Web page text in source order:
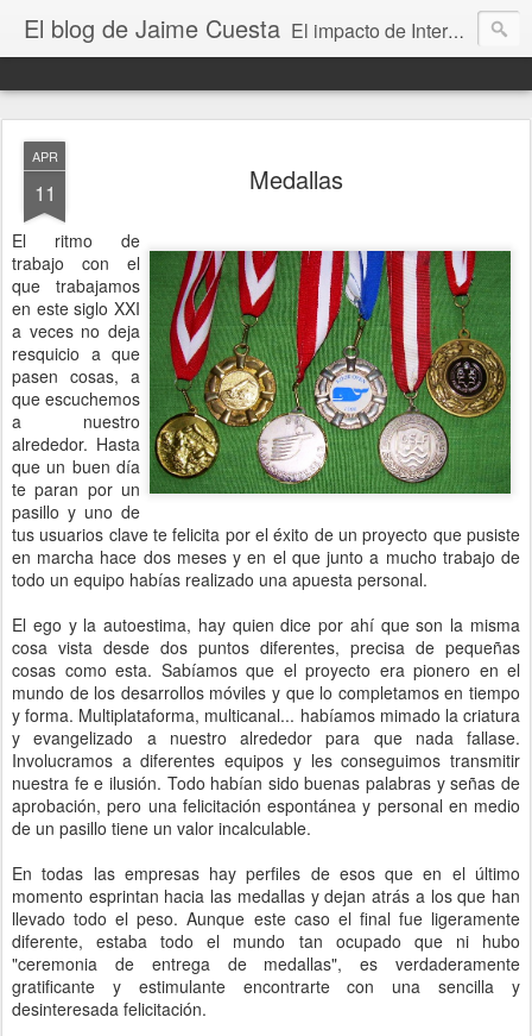
El blog de Jaime Cuesta El impacto de Internet en la sociedad visto con mis propios ojos
APR
11 Medallas
El ritmo de
trabajo con el
que trabajamos
en este siglo XXI
a veces no deja
resquicio a que
pasen cosas, a
que escuchemos
a nuestro
alrededor. Hasta
que un buen día
te paran por un
pasillo y uno de
tus usuarios clave te felicita por el éxito de un proyecto que pusiste
en marcha hace dos meses y en el que junto a mucho trabajo de
todo un equipo habías realizado una apuesta personal.
El ego y la autoestima, hay quien dice por ahí que son la misma
cosa vista desde dos puntos diferentes, precisa de pequeñas
cosas como esta. Sabíamos que el proyecto era pionero en el
mundo de los desarrollos móviles y que lo completamos en tiempo
y forma. Multiplataforma, multicanal... habíamos mimado la criatura
y evangelizado a nuestro alrededor para que nada fallase.
Involucramos a diferentes equipos y les conseguimos transmitir
nuestra fe e ilusión. Todo habían sido buenas palabras y señas de
aprobación, pero una felicitación espontánea y personal en medio
de un pasillo tiene un valor incalculable.
En todas las empresas hay perfiles de esos que en el último
momento esprintan hacia las medallas y dejan atrás a los que han
llevado todo el peso. Aunque este caso el final fue ligeramente
diferente, estaba todo el mundo tan ocupado que ni hubo
"ceremonia de entrega de medallas", es verdaderamente
gratificante y estimulante encontrarte con una sencilla y
desinteresada felicitación.